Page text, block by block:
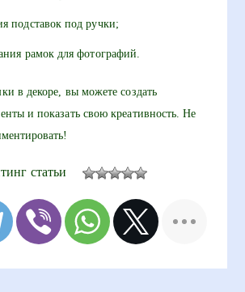
подставок под ручки;
рамок для фотографий.
в декоре, вы можете создать
и показать свою креативность. Не
статьи